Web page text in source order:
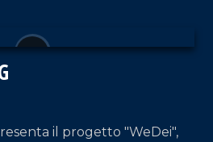
il progetto "WeDei",